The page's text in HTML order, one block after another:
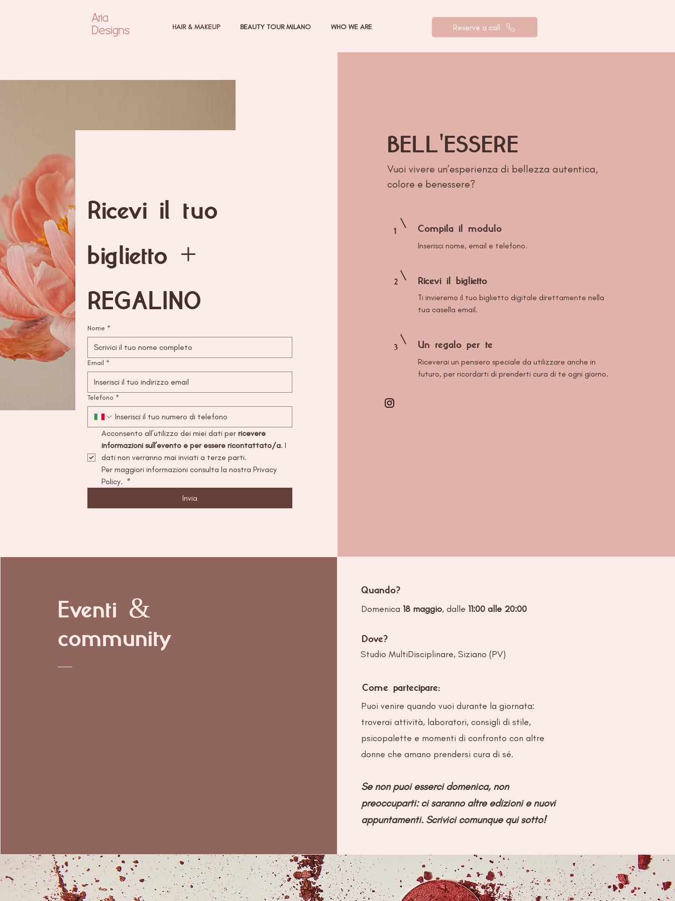
Aria
Designs HAIR & MAKEUP BEAUTY TOUR MILANO WHO WE ARE Reserve a call
Ricevi il tuo
biglietto +
REGALINO
Nome *
Email *
Telefono *
Acconsento all’utilizzo dei miei dati per ricevere
informazioni sull’evento e per essere ricontattato/a. I
Per maggiori informazioni consulta la nostra Privacy
Policy. *
Invia
BELL'ESSERE
Vuoi vivere un’esperienza di bellezza autentica,
colore e benessere?
1 Compila il modulo
Inserisci nome, email e telefono.
2 Ricevi il biglietto
Ti invieremo il tuo biglietto digitale direttamente nella
tua casella email.
3 Un regalo per te
Riceverai un pensiero speciale da utilizzare anche in
futuro, per ricordarti di prenderti cura di te ogni giorno.
Eventi &
community
Quando?
Domenica 18 maggio, dalle 11:00 alle 20:00
Dove?
Studio MultiDisciplinare, Siziano (PV)
Come partecipare:
Puoi venire quando vuoi durante la giornata:
troverai attività, laboratori, consigli di stile,
psicopalette e momenti di confronto con altre
donne che amano prendersi cura di sé.
Se non puoi esserci domenica, non
preoccuparti: ci saranno altre edizioni e nuovi
appuntamenti. Scrivici comunque qui sotto!